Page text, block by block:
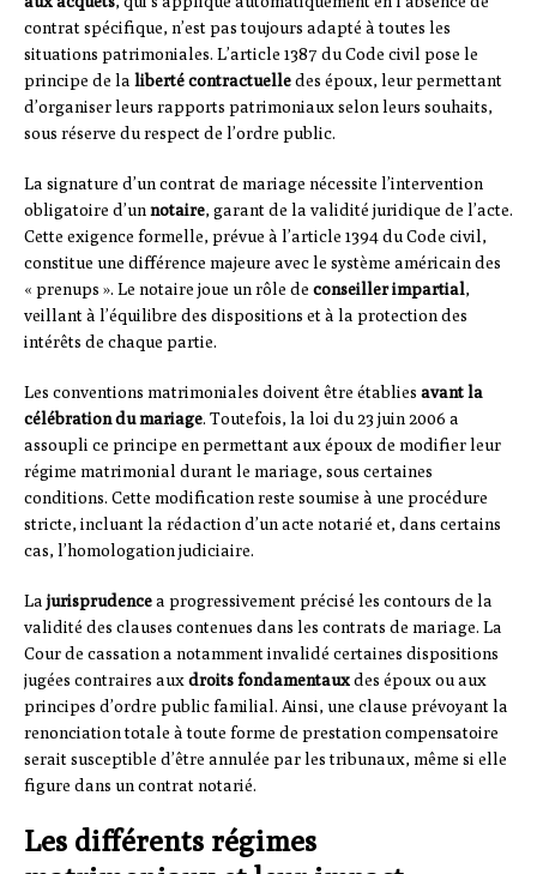
contrat spécifique, n’est pas toujours adapté à toutes les
situations patrimoniales. L’article 1387 du Code civil pose le
principe de la liberté contractuelledes époux, leur permettant
d’organiser leurs rapports patrimoniaux selon leurs souhaits,
sous réserve du respect de l’ordre public.
La signature d’un contrat de mariage nécessite l’intervention
obligatoire d’unnotaire, garant de la validité juridique de l’acte.
Cette exigence formelle, prévue à l’article 1394 du Code civil,
constitue une différence majeure avec le système américain des
« prenups ». Le notaire joue un rôle de conseiller impartial,
veillant à l’équilibre des dispositions et à la protection des
intérêts de chaque partie.
Les conventions matrimoniales doivent être établies avant la
célébration du mariage. Toutefois, la loi du 23 juin 2006 a
assoupli ce principe en permettant aux époux de modifier leur
régime matrimonial durant le mariage, sous certaines
conditions. Cette modification reste soumise à une procédure
stricte, incluant la rédaction d’un acte notarié et, dans certains
cas, l’homologation judiciaire.
La jurisprudencea progressivement précisé les contours de la
validité des clauses contenues dans les contrats de mariage. La
Cour de cassation a notamment invalidé certaines dispositions
jugées contraires auxdroits fondamentauxdes époux ou aux
principes d’ordre public familial. Ainsi, une clause prévoyant la
renonciation totale à toute forme de prestation compensatoire
serait susceptible d’être annulée par les tribunaux, même si elle
figure dans un contrat notarié.
Les différents régimes